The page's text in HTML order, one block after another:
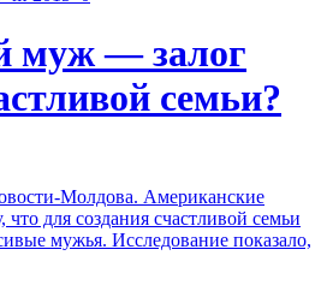
муж — залог
семьи?
Молдова. Американские
для создания счастливой семьи
мужья. Исследование показало,